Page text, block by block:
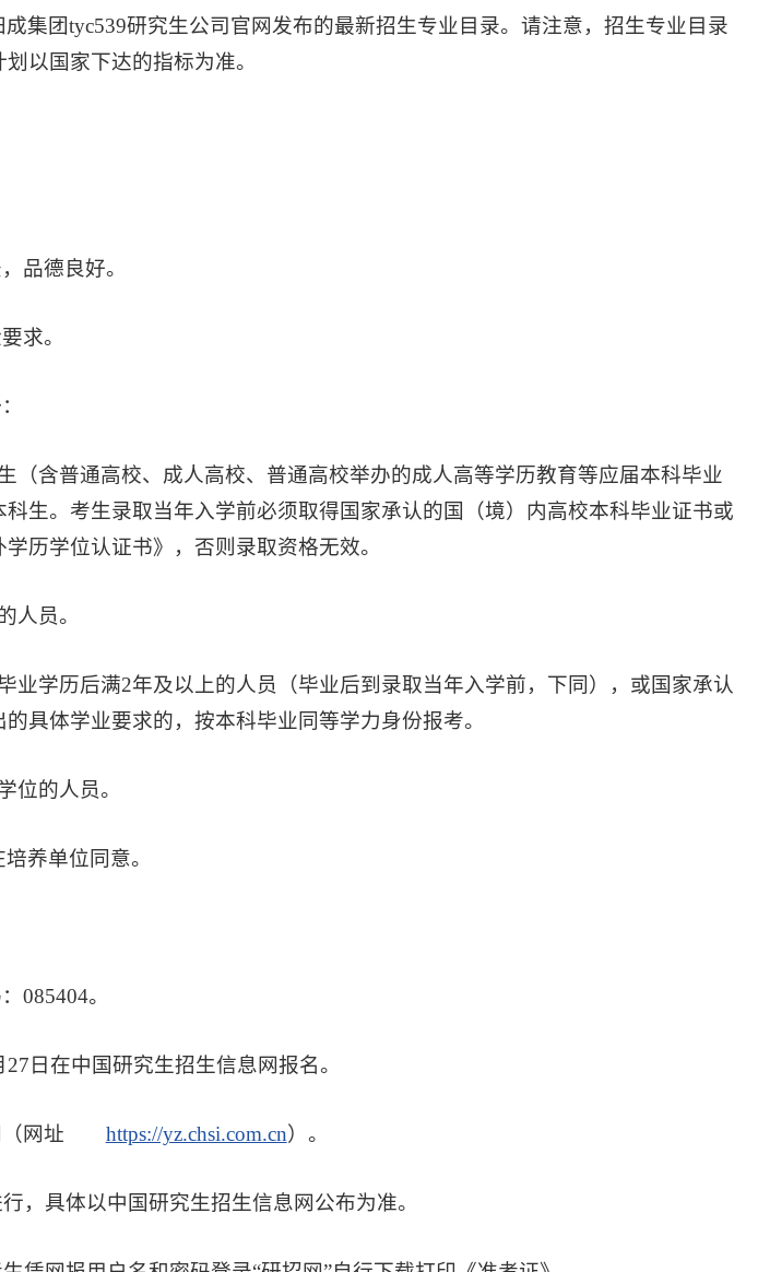
集团tyc539研究生公司官网发布的最新招生专业目录。请注意，招生专业目录
以国家下达的指标为准。
品德良好。
求。
（含普通高校、成人高校、普通高校举办的成人高等学历教育等应届本科毕业
生。考生录取当年入学前必须取得国家承认的国（境）内高校本科毕业证书或
历学位认证书》，否则录取资格无效。
人员。
业学历后满2年及以上的人员（毕业后到录取当年入学前，下同），或国家承认
具体学业要求的，按本科毕业同等学力身份报考。
位的人员。
养单位同意。
085404。
日在中国研究生招生信息网报名。
网址 https://yz.chsi.com.cn）。
，具体以中国研究生招生信息网公布为准。